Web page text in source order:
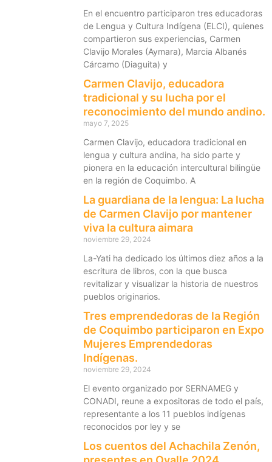
En el encuentro participaron tres educadoras
de Lengua y Cultura Indígena (ELCI), quienes
compartieron sus experiencias, Carmen
Clavijo Morales (Aymara), Marcia Albanés
Cárcamo (Diaguita) y
Carmen Clavijo, educadora
tradicional y su lucha por el
reconocimiento del mundo andino.
mayo 7, 2025
Carmen Clavijo, educadora tradicional en
lengua y cultura andina, ha sido parte y
pionera en la educación intercultural bilingüe
en la región de Coquimbo. A
La guardiana de la lengua: La lucha
de Carmen Clavijo por mantener
viva la cultura aimara
noviembre 29, 2024
La-Yati ha dedicado los últimos diez años a la
escritura de libros, con la que busca
revitalizar y visualizar la historia de nuestros
pueblos originarios.
Tres emprendedoras de la Región
de Coquimbo participaron en Expo
Mujeres Emprendedoras
Indígenas.
noviembre 29, 2024
El evento organizado por SERNAMEG y
CONADI, reune a expositoras de todo el país,
representante a los 11 pueblos indígenas
reconocidos por ley y se
Los cuentos del Achachila Zenón,